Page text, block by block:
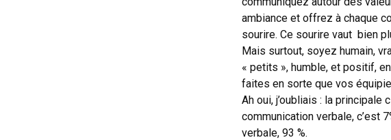
ambiance et offrez à chaque
sourire. Ce sourire vaut bien
Mais surtout, soyez humain,
« petits », humble, et positif,
faites en sorte que vos
Ah oui, j’oubliais : la principale
communication verbale, c’est
verbale, 93 %.